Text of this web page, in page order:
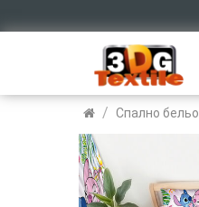
/ Спално бельо